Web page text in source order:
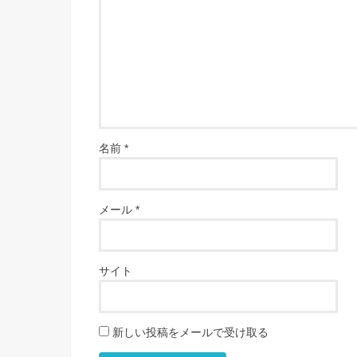
名前 *
メール *
サイト
新しい投稿をメールで受け取る